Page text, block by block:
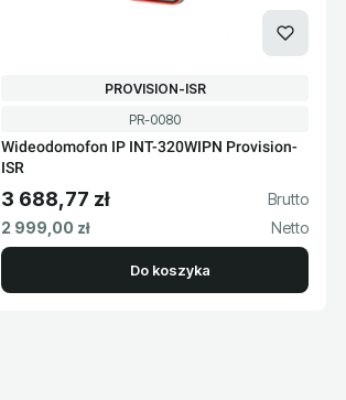
Kod produktu
PR-0080
Wideodomofon IP INT-320WIPN Provision-
ISR
PRODUCENT
PROVISION-ISR
Cena brutto
3 688,77 zł
Cena netto
2 999,00 zł
Do koszyka